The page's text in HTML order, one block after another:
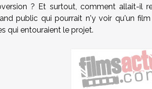
? Et surtout, comment allait-il
public qui pourrait n'y voir qu'un
qui entouraient le projet.